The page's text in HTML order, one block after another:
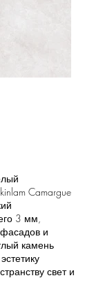
Camargue
3 мм,
и
камень
свет и